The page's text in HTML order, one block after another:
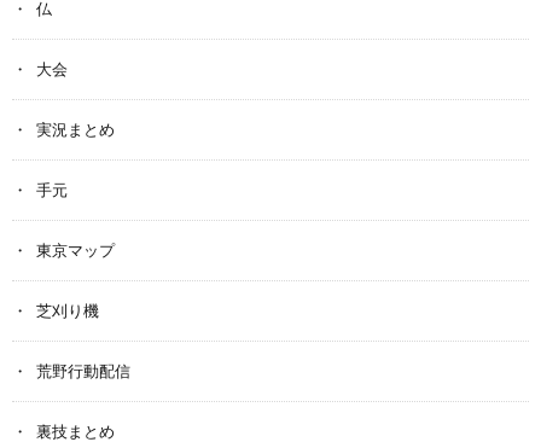
仏
大会
実況まとめ
手元
東京マップ
芝刈り機
荒野行動配信
裏技まとめ